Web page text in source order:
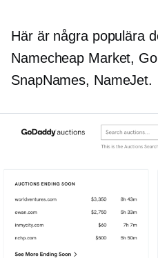
Här är några populära
Namecheap Market,
SnapNames, NameJet.